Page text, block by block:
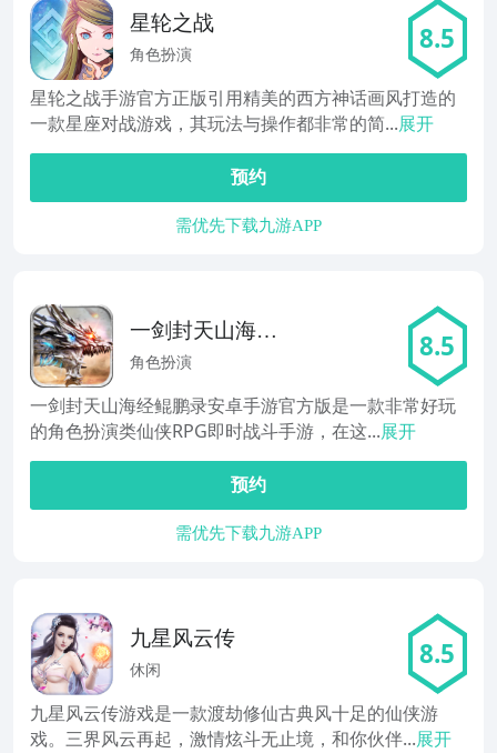
星轮之战
角色扮演 8.5
星轮之战手游官方正版引用精美的西方神话画风打造的
一款星座对战游戏，其玩法与操作都非常的简...展开
预约
需优先下载九游APP
一剑封天山海经
鲲鹏录
角色扮演 8.5
一剑封天山海经鲲鹏录安卓手游官方版是一款非常好玩
的角色扮演类仙侠RPG即时战斗手游，在这...展开
预约
需优先下载九游APP
九星风云传
休闲 8.5
九星风云传游戏是一款渡劫修仙古典风十足的仙侠游
戏。三界风云再起，激情炫斗无止境，和你伙伴...展开